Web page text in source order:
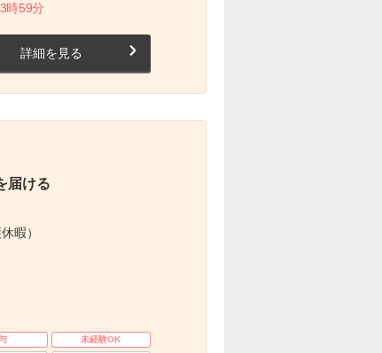
時59分
詳細を見る
届ける
暇）
未経験OK